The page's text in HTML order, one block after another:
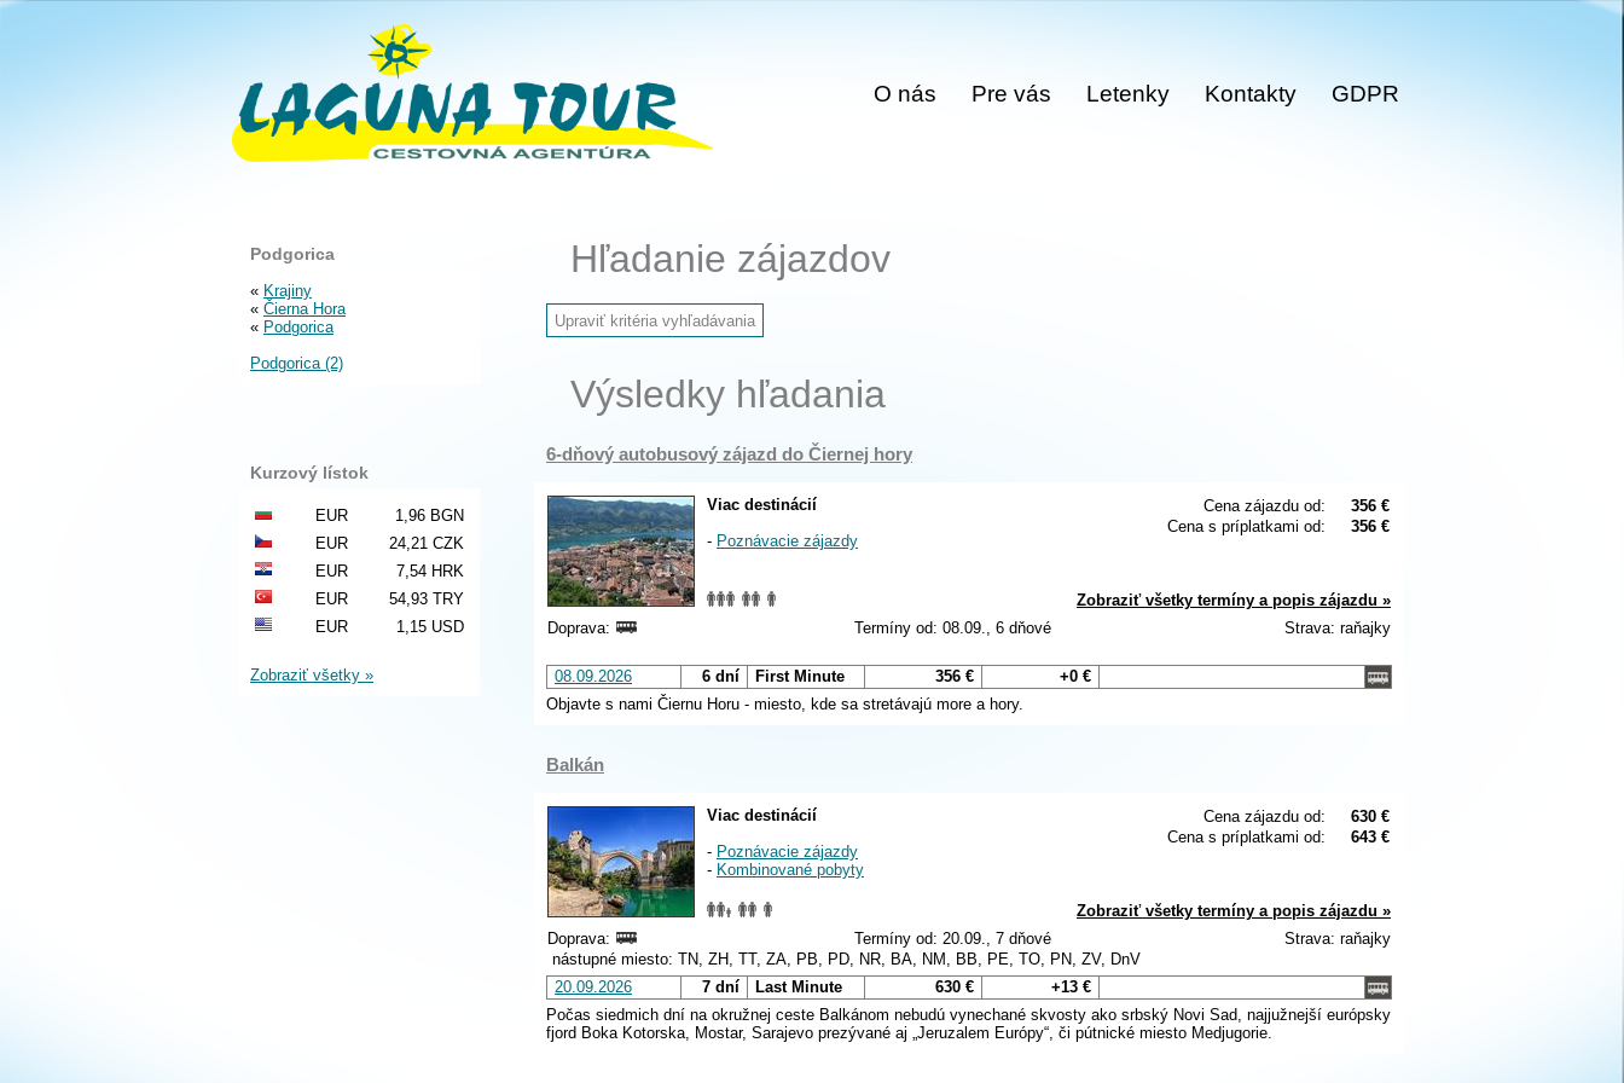
O nás Pre vás Letenky Kontakty GDPR
Hľadanie zájazdov
Výsledky hľadania
6-dňový autobusový zájazd do Čiernej hory
Cena zájazdu od:
356 €
Cena s príplatkami od:
356 €
Viac destinácií
- Poznávacie zájazdy
Zobraziť všetky termíny a popis zájazdu »
Doprava:
Termíny od: 08.09., 6 dňové Strava: raňajky
08.09.2026 6 dní First Minute 356 €
+0 €
Objavte s nami Čiernu Horu - miesto, kde sa stretávajú more a hory.
Balkán
Cena zájazdu od:
630 €
Cena s príplatkami od:
643 €
Viac destinácií
- Poznávacie zájazdy
- Kombinované pobyty
Zobraziť všetky termíny a popis zájazdu »
Doprava:
Termíny od: 20.09., 7 dňové
Strava: raňajky
nástupné miesto: TN, ZH, TT, ZA, PB, PD, NR, BA, NM, BB, PE, TO, PN, ZV, DnV
20.09.2026
7 dní Last Minute 630 €
+13 €
Počas siedmich dní na okružnej ceste Balkánom nebudú vynechané skvosty ako srbský Novi Sad, najjužnejší európsky
fjord Boka Kotorska, Mostar, Sarajevo prezývané aj „Jeruzalem Európy“, či pútnické miesto Medjugorie.
Podgorica
« Krajiny
« Čierna Hora
« Podgorica
Podgorica (2)
Kurzový lístok
EUR
1,96 BGN
EUR
24,21 CZK
EUR
7,54 HRK
EUR
54,93 TRY
EUR
1,15 USD
Zobraziť všetky »